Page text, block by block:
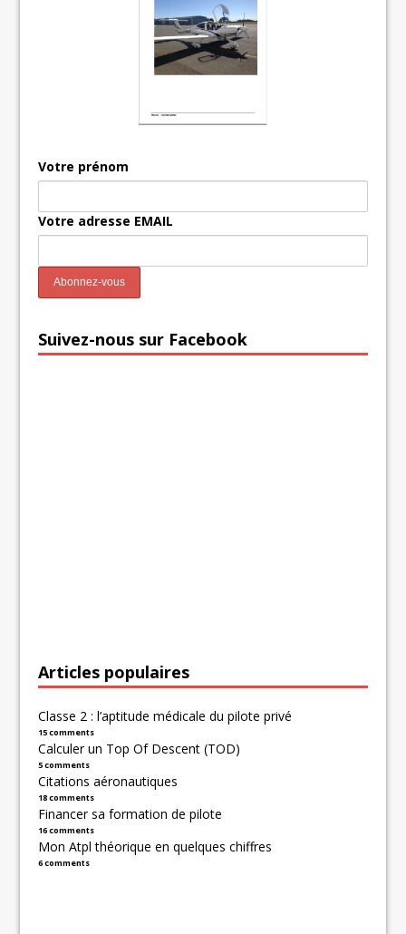
Votre prénom
Votre adresse EMAIL
Suivez-nous sur Facebook
Articles populaires
Classe 2 : l’aptitude médicale du pilote privé
15 comments
Calculer un Top Of Descent (TOD)
5 comments
Citations aéronautiques
18 comments
Financer sa formation de pilote
16 comments
Mon Atpl théorique en quelques chiffres
6 comments